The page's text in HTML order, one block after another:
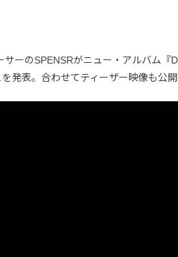
サーのSPENSRがニュー・アルバム『
発表。合わせてティーザー映像も公開